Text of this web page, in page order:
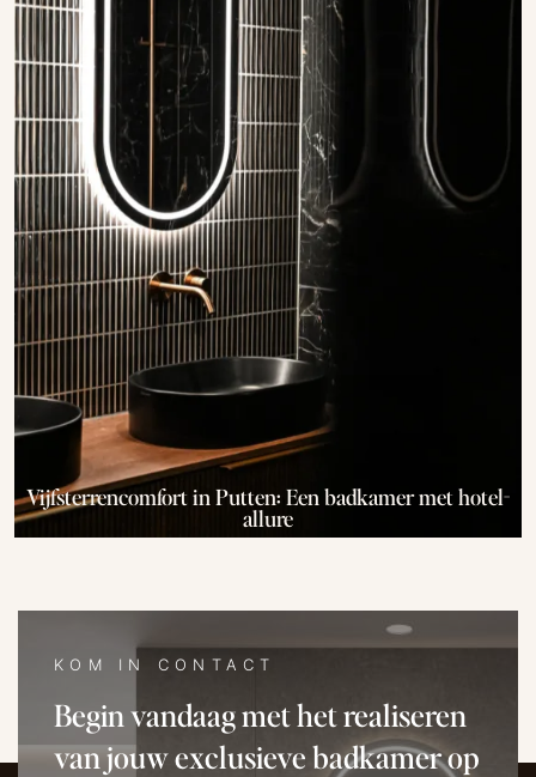
Vijfsterrencomfort in Putten: Een badkamer met hotel-
allure
KOM IN CONTACT
Begin vandaag met het realiseren
van jouw exclusieve badkamer op